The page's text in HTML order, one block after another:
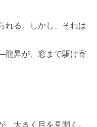
れる。しかし、それは
昇が、窓まで駆け寄
大きく目を見開く。